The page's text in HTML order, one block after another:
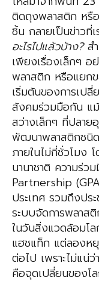
ติดถุงพลาสติก หรื
ชิ้น กลายเป็นข่าวที่
อะไรไปแล้วบ้าง?สำ
เพียงเรื่องเล็กๆ
พลาสติก หรือแยก
เริ่มต้นของการเป
สังคมร่วมมือกัน แ
สว่างเล็กๆ ที่ปลา
พัฒนาพลาสติกชนิดใ
ภายในไม่กี่ชั่วโมง
นานาชาติ ความร่
Partnership
ประเทศ รวมถึงปร
ระบบจัดการพลาส
ในวันสิ่งแวดล้อมโ
แฮชแท็ก แต่ลองห
ต่อไป เพราะไม่แ
คือจุดเปลี่ยนของโ